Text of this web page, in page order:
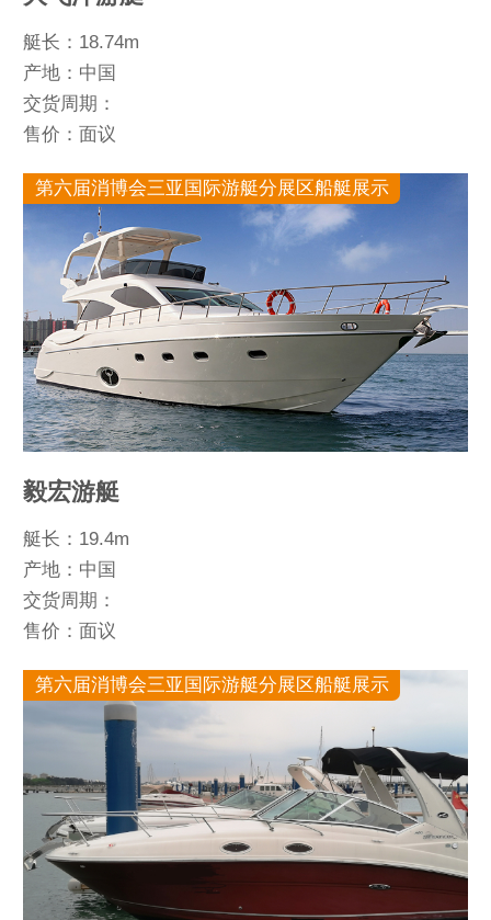
艇长：18.74m
产地：中国
交货周期：
售价：面议
第六届消博会三亚国际游艇分展区船艇展示
毅宏游艇
艇长：19.4m
产地：中国
交货周期：
售价：面议
第六届消博会三亚国际游艇分展区船艇展示